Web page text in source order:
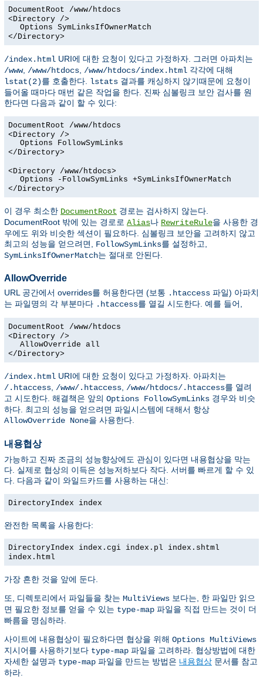
DocumentRoot /www/htdocs
<Directory />
Options SymLinksIfOwnerMatch
</Directory>
/index.html URI에 대한 요청이 있다고 가정하자. 그러면 아파치는
/www, /www/htdocs /www/htdocs/index.html 각각에 대해
lstat(2)를 호출한다. lstats 결과를 캐싱하지 않기때문에 요청이
들어올 때마다 매번 같은 작업을 한다. 진짜 심볼링크 보안 검사를 원
한다면 다음과 같이 할 수 있다:
DocumentRoot /www/htdocs
<Directory />
Options FollowSymLinks
</Directory>
<Directory /www/htdocs>
Options -FollowSymLinks +SymLinksIfOwnerMatch
</Directory>
이 경우 최소한 DocumentRoot 경로는 검사하지 않는다.
DocumentRoot 밖에 있는 경로로 Alias나 RewriteRule을 사용한 경
우에도 위와 비슷한 섹션이 필요하다. 심볼링크 보안을 고려하지 않고
최고의 성능을 얻으려면, FollowSymLinks를 설정하고,
SymLinksIfOwnerMatch는 절대로 안된다.
AllowOverride
URL 공간에서 overrides를 허용한다면 (보통 .htaccess 파일) 아파치
는 파일명의 각 부분마다 .htaccess를 열길 시도한다. 예를 들어,
DocumentRoot /www/htdocs
<Directory />
AllowOverride all
</Directory>
/index.html URI에 대한 요청이 있다고 가정하자. 아파치는
/.htaccess /www/.htaccess /www/htdocs/.htaccess를 열려
고 시도한다. 해결책은 앞의 Options FollowSymLinks 경우와 비슷
하다. 최고의 성능을 얻으려면 파일시스템에 대해서 항상
AllowOverride None을 사용한다.
내용협상
가능하고 진짜 조금의 성능향상에도 관심이 있다면 내용협상을 막는
다. 실제로 협상의 이득은 성능저하보다 작다. 서버를 빠르게 할 수 있
다. 다음과 같이 와일드카드를 사용하는 대신:
DirectoryIndex index
완전한 목록을 사용한다:
DirectoryIndex index.cgi index.pl index.shtml
index.html
가장 흔한 것을 앞에 둔다.
또, 디렉토리에서 파일들을 찾는 MultiViews 보다는, 한 파일만 읽으
면 필요한 정보를 얻을 수 있는 type-map 파일을 직접 만드는 것이 더
빠름을 명심하라.
사이트에 내용협상이 필요하다면 협상을 위해 Options MultiViews
지시어를 사용하기보다 type-map 파일을 고려하라. 협상방법에 대한
자세한 설명과 type-map 파일을 만드는 방법은 내용협상 문서를 참고
하라.